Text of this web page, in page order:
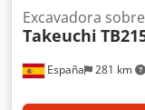
España 281 km
Excavadora
Takeuchi